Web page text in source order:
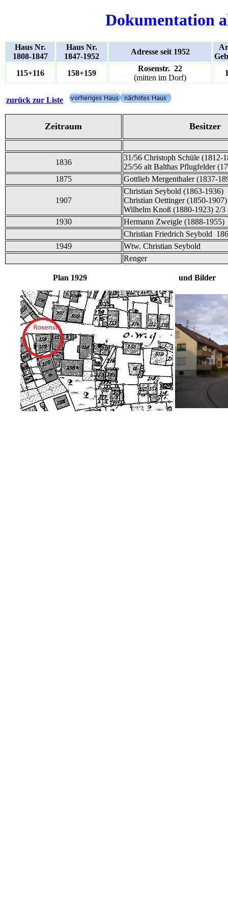
Dokumentation
Haus Nr.
1808-1847
Haus Nr.
1847-1952
Adresse seit 1952
115+116
158+159
Rosenstr. 22
(mitten im Dorf)
zurück zur Liste
Zeitraum Besitzer
1836
31/56 Christoph Schüle (1812-
25/56 alt Balthas Pflugfelder
1875
Gottlieb Mergenthaler (1837-
1907
Christian Seybold (1863-1936)
Christian Oettinger (1850-
Wilhelm Knoß (1880-1923) 2/3
1930
Hermann Zweigle (1888-1955)
Christian Friedrich Seybold
1949
Wtw. Christian Seybold
Renger
Plan 1929 und Bilder